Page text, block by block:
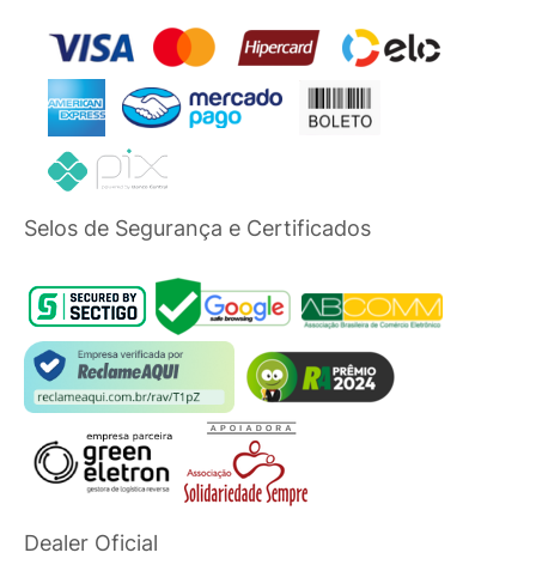
Selos de Segurança e Certificados
Dealer Oficial